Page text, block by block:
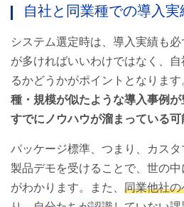
自社と同業種での導入
システム選定時は、導入実績も
が多ければいいわけではなく、
るかどうかがポイントとなります
種・規模が似たような導入事例が
すでにノウハウが溜まっている
パッケージ標準、つまり、カス
製品デモを受けることで、世の
がわかります。また、 同業他社